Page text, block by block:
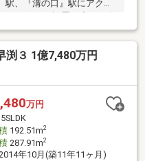
、『溝の口』駅にアクセ
種低層住居専用地域の閑静
陽当たりの良い2階居室当
721-217までお気軽に
渕３ 1億7,480万円
万円
5SLDK
192.51m2
287.91m2
年10月(築11年11ヶ月)